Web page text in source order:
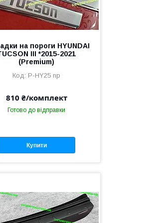
на пороги HYUNDAI
III *2015-2021
(Premium)
P-HY25 np
810 ₴/комплект
Готово до відправки
Купити